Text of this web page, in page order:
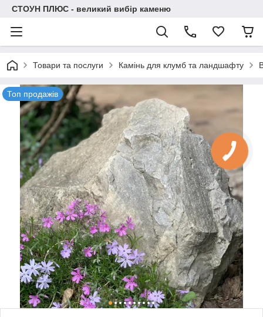
СТОУН ПЛЮС - великий вибір каменю
Товари та послуги Камінь для клумб та ландшафту
Топ продажів